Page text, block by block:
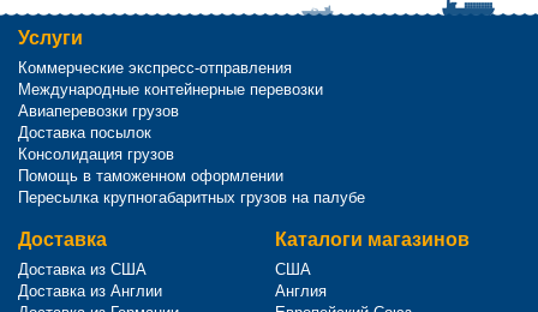
Услуги
Коммерческие экспресс-отправления
Международные контейнерные перевозки
Авиаперевозки грузов
Доставка посылок
Консолидация грузов
Помощь в таможенном оформлении
Пересылка крупногабаритных грузов на палубе
Доставка
Доставка из США
Доставка из Англии
Каталоги магазинов
США
Англия